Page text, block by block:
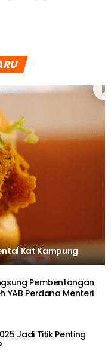
Kat Kampung
Pembentangan
YAB Perdana Menteri
Jadi Titik Penting